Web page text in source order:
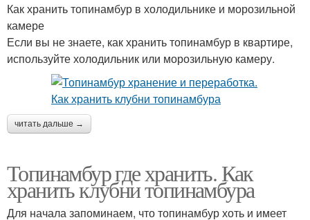
Как хранить топинамбур в холодильнике и морозильной
камере
Если вы не знаете, как хранить топинамбур в квартире,
используйте холодильник или морозильную камеру.
читать дальше →
Топинамбур где хранить. Как
хранить клубни топинамбура
Для начала запоминаем, что топинамбур хоть и имеет